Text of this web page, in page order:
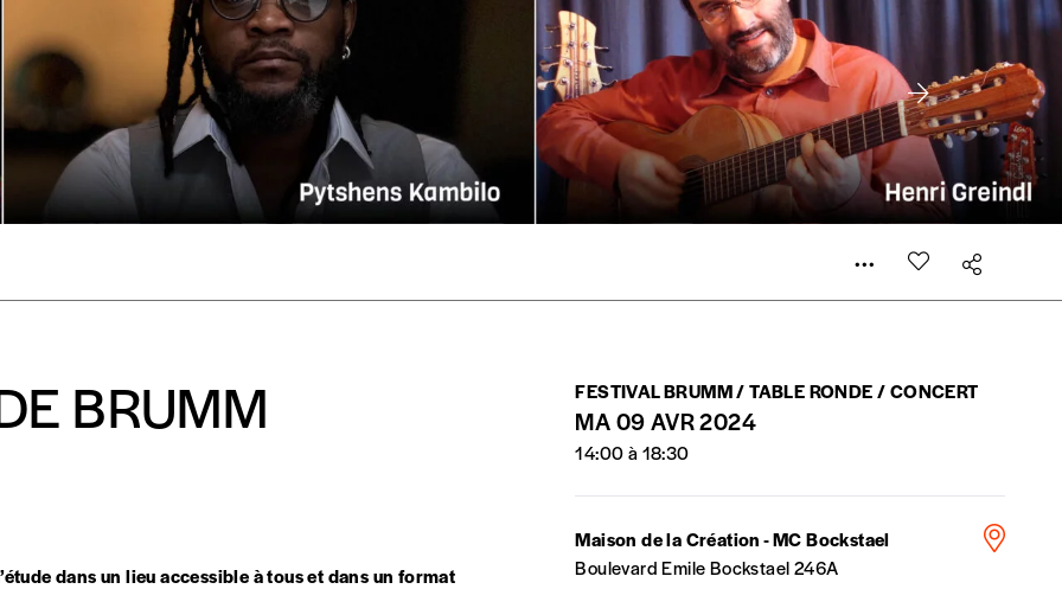
BRUMM
est proposé àPRIX LIBRE.
indicatif. De cette manière, vous soutenez le travail de l’équipe de rédaction selon vos moyens et vos motivations.
au numéro.
papier ou numérique.
BE34 0010 7305 2190avec en communication le numéro de la commande renseigné dans le mail de confirmation et
dans un lieu accessible à tous et dans un format
FESTIVAL BRUMM / TABLE RONDE / CONCERT
MA 09 AVR 2024
14:00 à 18:30
Maison de la Création - MC Bockstael
Boulevard Emile Bockstael 246A